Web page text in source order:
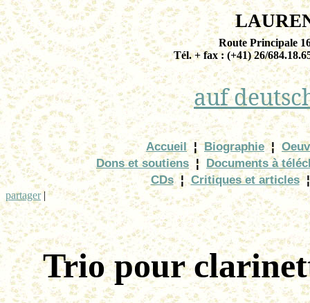
Route Principale
Tél. + fax : (+41) 26/
auf
Accueil ¦ Biographie ¦
Dons et soutiens ¦ Documents à
CDs ¦ Critiques et articles ¦
partager |
Trio pour